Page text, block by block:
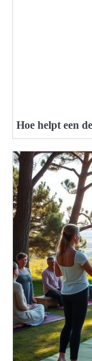
Hoe helpt een